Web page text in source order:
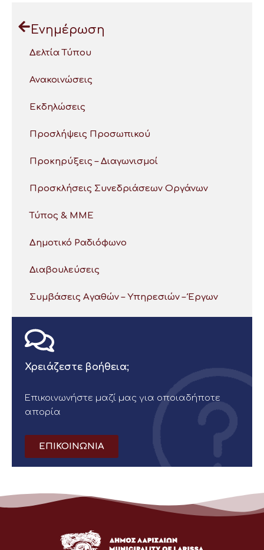
Ενημέρωση
Δελτία Τύπου
Ανακοινώσεις
Εκδηλώσεις
Προσλήψεις Προσωπικού
Προκηρύξεις – Διαγωνισμοί
Προσκλήσεις Συνεδριάσεων Οργάνων
Τύπος & ΜΜΕ
Δημοτικό Ραδιόφωνο
Διαβουλεύσεις
Συμβάσεις Αγαθών – Υπηρεσιών – Έργων
Χρειάζεστε βοήθεια;
Επικοινωνήστε μαζί μας για οποιαδήποτε
απορία
ΕΠΙΚΟΙΝΩΝΙΑ